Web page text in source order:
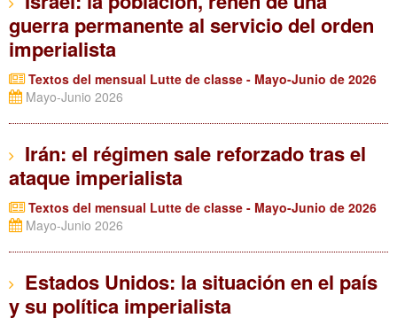
guerra permanente al servicio del orden
imperialista
Textos del mensual Lutte de classe - Mayo-Junio de 2026
Mayo-Junio 2026
Irán: el régimen sale reforzado tras el
ataque imperialista
Textos del mensual Lutte de classe - Mayo-Junio de 2026
Mayo-Junio 2026
Estados Unidos: la situación en el país
y su política imperialista